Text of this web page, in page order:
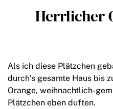
Herrlicher
Als ich diese Plätzchen
durch’s gesamte Haus bis
Orange, weihnachtlich-
Plätzchen eben duften.